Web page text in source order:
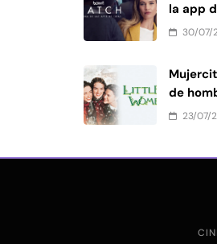
la app
30/07/
de
23/07/